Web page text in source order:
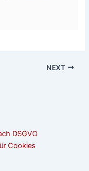
NEXT
DSGVO
Cookies